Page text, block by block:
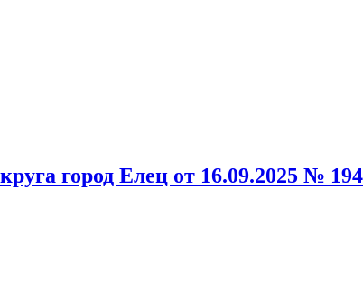
город Елец от 16.09.2025 №